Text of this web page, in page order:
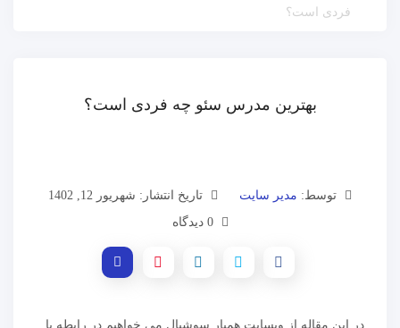
فردی است؟
بهترین مدرس سئو چه فردی است؟
توسط: مدیر سایت
تاریخ انتشار: شهریور 12, 1402
0 دیدگاه
در این مقاله از وبسایت همیار سوشیال می خواهیم در رابطه با